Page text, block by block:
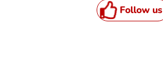
HTML / JS Code
Follow us